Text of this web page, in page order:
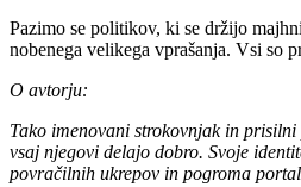
Pazimo se politikov, ki se držijo
nobenega velikega vprašanja. Vsi so
O avtorju:
Tako imenovani strokovnjak in
vsaj njegovi delajo dobro. Svoje
povračilnih ukrepov in pogroma